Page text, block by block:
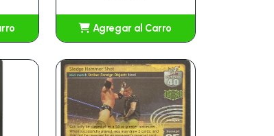
Agregar al Carro